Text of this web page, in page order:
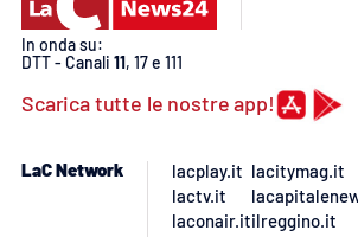
In onda su:
DTT - Canali 11, 17 e 111
Scarica tutte le nostre app!
LaC Network
lacplay.it
lactv.it
laconair.it
lacitymag.it
ilreggino.it